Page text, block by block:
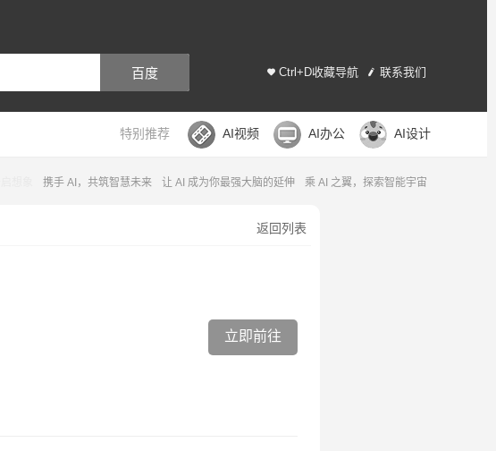
Ctrl+D收藏导航 联系我们
百度
特别推荐 AI视频 AI办公 AI设计
携手 AI，共筑智慧未来 让 AI 成为你最强大脑的延伸 乘 AI 之翼，探索智能宇宙
返回列表
立即前往